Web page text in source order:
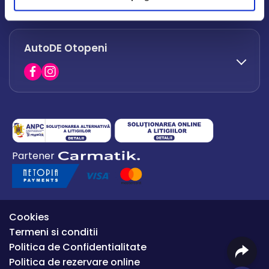
office.afumati@autode.ro
0730 063 852
0730 063 851
AutoDE Otopeni
0754 649 360
office.premium@autode.ro
Partener
Cookies
Termeni si conditii
Politica de Confidentialitate
Politica de rezervare online